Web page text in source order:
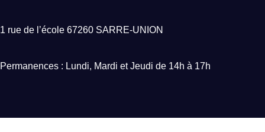
1 rue de l’école 67260 SARRE-UNION
Permanences : Lundi, Mardi et Jeudi de 14h à 17h